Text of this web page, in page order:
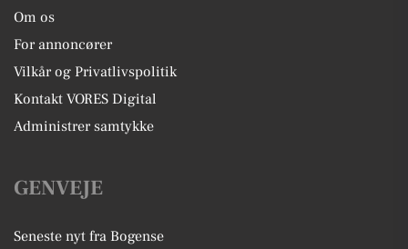
Om os
For annoncører
Vilkår og Privatlivspolitik
Kontakt VORES Digital
Administrer samtykke
GENVEJE
Seneste nyt fra Bogense